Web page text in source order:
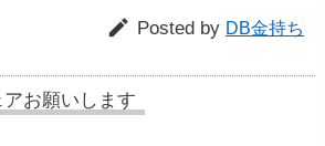
 Posted by DB金持ち
お願いします